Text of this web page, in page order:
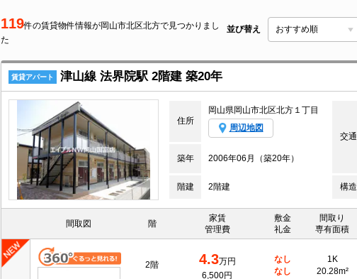
119件の賃貸物件情報が岡山市北区北方で見つかりまし
た
並び替え
賃貸アパート 津山線 法界院駅 2階建 築20年
住所
岡山県岡山市北区北方１丁目
周辺地図
交通
築年 2006年06月（築20年）
階建 2階建 構造
間取図 階
家賃
管理費
敷金
礼金
間取り
専有面積
2階 4.3万円
6,500円
なし
なし
1K
20.28m²